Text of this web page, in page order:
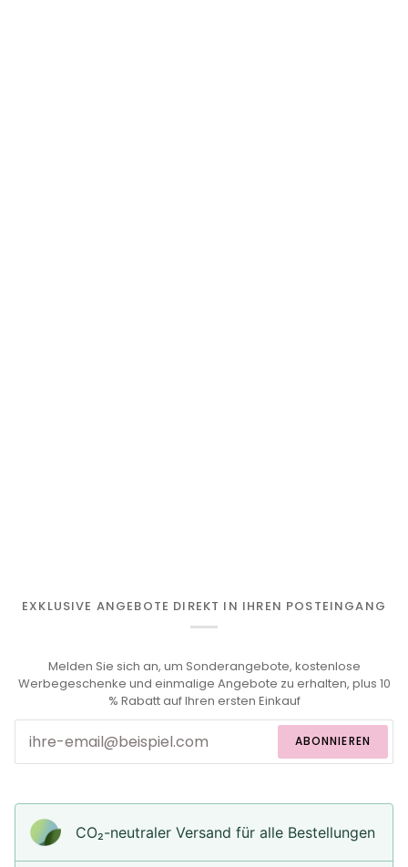
EXKLUSIVE ANGEBOTE DIREKT IN IHREN POSTEINGANG
Melden Sie sich an, um Sonderangebote, kostenlose
Werbegeschenke und einmalige Angebote zu erhalten, plus 10
% Rabatt auf Ihren ersten Einkauf
ABONNIEREN
CO₂-neu­t­raler Versand für alle Bestellungen